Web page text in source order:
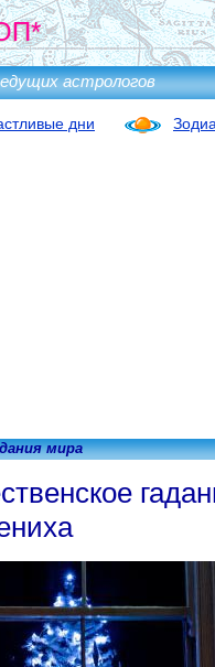
астрологов
дни
мира